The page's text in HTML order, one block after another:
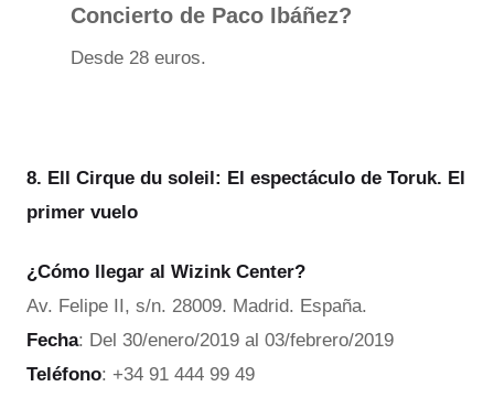
Concierto de Paco Ibáñez?
Desde 28 euros.
8. Ell Cirque du soleil: El espectáculo de Toruk. El
primer vuelo
¿Cómo llegar al Wizink Center?
Av. Felipe II, s/n. 28009. Madrid. España.
Fecha: Del 30/enero/2019 al 03/febrero/2019
Teléfono: +34 91 444 99 49